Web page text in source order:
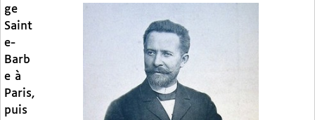
ge
Saint
e-
Barb
e à
Paris,
puis